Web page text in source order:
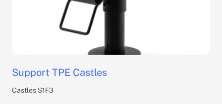
Support TPE Castles
Castles S1F3